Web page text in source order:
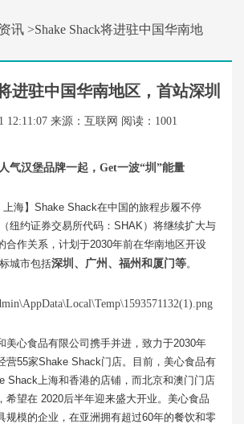
资讯 >Shake Shack将进驻中国华南地
进驻中国华南地区，首站深圳
12:11:07 来源：互联网 阅读：1001
气汉堡品牌一起，Get一波“圳”能量
上海】Shake Shack在中国的旅程步履不停
约证券交易所代码：SHAK）将继续扩大与
合作关系，计划于2030年前在华南地区开设
城市包括深圳、广州、福州和厦门等。
美心食品有限公司携手并进，致力于2030年
营55家Shake Shack门店。目前，美心食品有
Shack上海和香港的店铺，而北京和澳门门店
希望在 2020后半年迎来盛大开业。美心食品
规模的企业，在亚洲拥有超过60年的餐饮和零